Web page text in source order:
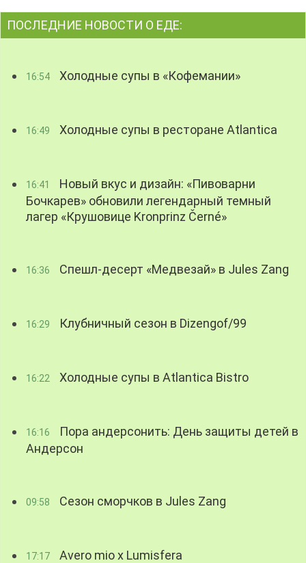
ПОСЛЕДНИЕ НОВОСТИ О ЕДЕ:
16:54 Холодные супы в «Кофемании»
16:49 Холодные супы в ресторане Atlantica
16:41
Новый вкус и дизайн: «Пивоварни
Бочкарев» обновили легендарный темный
лагер «Крушовице Kronprinz Černé»
16:36 Спешл-десерт «Медвезай» в Jules Zang
16:29 Клубничный сезон в Dizengof/99
16:22 Холодные супы в Atlantica Bistro
16:16
Пора андерсонить: День защиты детей в
Андерсон
09:58 Сезон сморчков в Jules Zang
17:17 Avero mio x Lumisfera